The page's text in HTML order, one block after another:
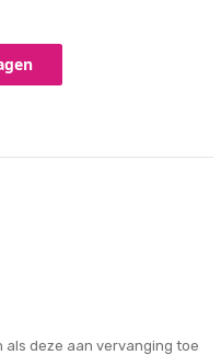
deze aan vervanging toe